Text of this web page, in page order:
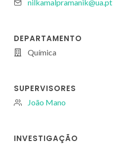
nilkamalpramanik@ua.pt
DEPARTAMENTO
Química
SUPERVISORES
João Mano
INVESTIGAÇÃO